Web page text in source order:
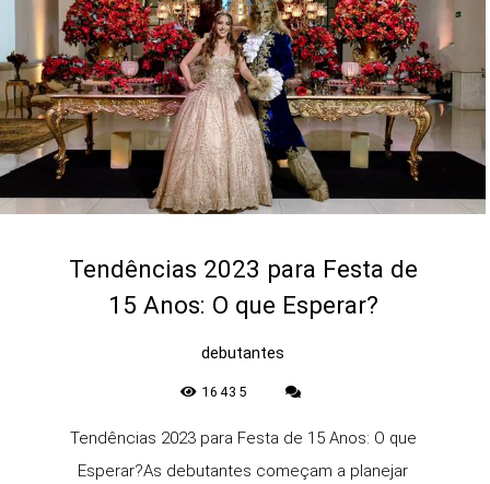
Tendências 2023 para Festa de
15 Anos: O que Esperar?
debutantes
16435
Tendências 2023 para Festa de 15 Anos: O que
Esperar?As debutantes começam a planejar